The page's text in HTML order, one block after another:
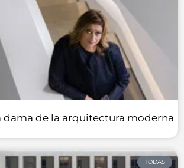
dama de la arquitectura moderna
TODAS